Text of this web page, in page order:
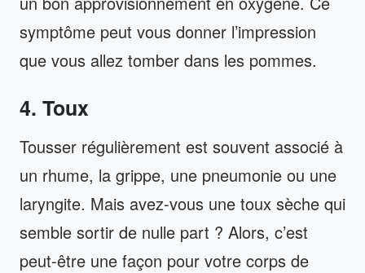
symptôme peut vous donner l’impression
que vous allez tomber dans les pommes.
4. Toux
Tousser régulièrement est souvent associé à
un rhume, la grippe, une pneumonie ou une
laryngite. Mais avez-vous une toux sèche qui
semble sortir de nulle part ? Alors, c’est
peut-être une façon pour votre corps de